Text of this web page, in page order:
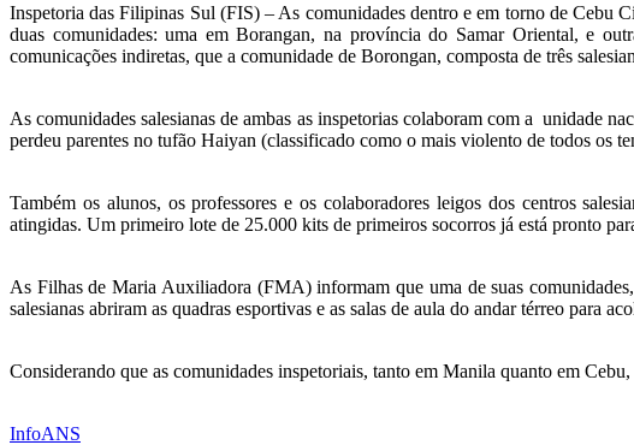
Inspetoria das Filipinas Sul (FIS) – As comunidades dentro e em torno de Cebu
duas comunidades: uma em Borangan, na província do Samar Oriental, e
comunicações indiretas, que a comunidade de Borongan, composta de três
As comunidades salesianas de ambas as inspetorias colaboram com a unidade
perdeu parentes no tufão Haiyan (classificado como o mais violento de todos os
Também os alunos, os professores e os colaboradores leigos dos centros
atingidas. Um primeiro lote de 25.000 kits de primeiros socorros já está pronto
As Filhas de Maria Auxiliadora (FMA) informam que uma de suas
salesianas abriram as quadras esportivas e as salas de aula do andar térreo para
Considerando que as comunidades inspetoriais, tanto em Manila quanto em
InfoANS